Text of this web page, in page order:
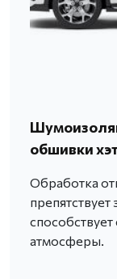
обшивки
Обработка
атмосферы.